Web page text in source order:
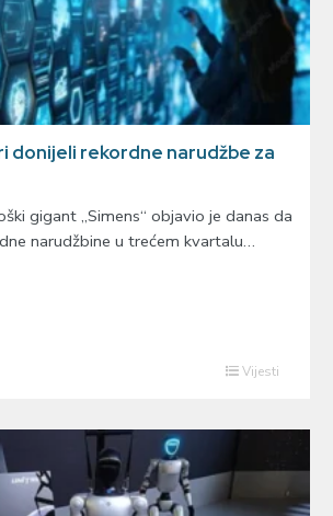
donijeli rekordne narudžbe za
gigant „Simens“ objavio je danas da
narudžbine u trećem kvartalu…
Vijesti